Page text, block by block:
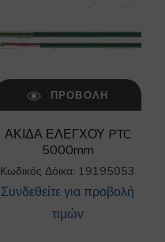
ΠΡΟΒΟΛΉ
ΑΚΙΔΑ ΕΛΕΓΧΟΥ PTC
5000mm
Κωδικός Δόικα: 19195053
Συνδεθείτε για προβολή
τιμών